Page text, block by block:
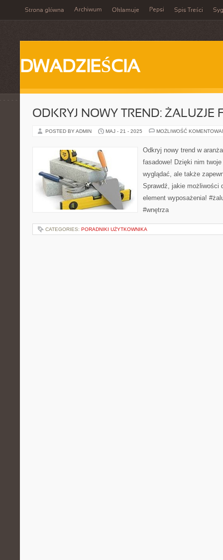
Strona główna Archiwum Okłamuje Pepsi Spis Treści
DWADZIEŚCIA
ODKRYJ NOWY TREND: ŻALUZJE
POSTED BY ADMIN MAJ - 21 - 2025 MOŻLIWOŚĆ
Odkryj nowy trend w
fasadowe! Dzięki nim
wyglądać, ale także
Sprawdź, jakie możliwości
element wyposażenia!
#wnętrza
CATEGORIES: PORADNIKI UŻYTKOWNIKA